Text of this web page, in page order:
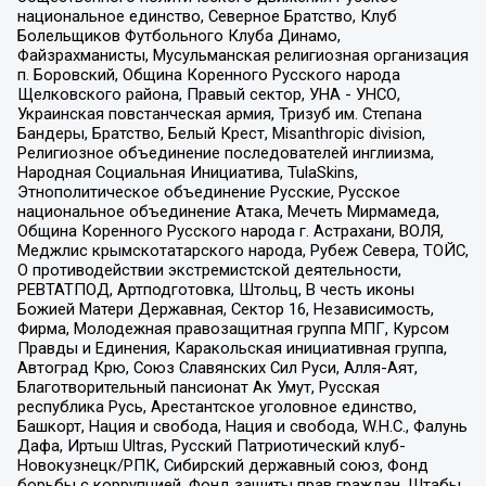
национальное единство, Северное Братство, Клуб
Болельщиков Футбольного Клуба Динамо,
Файзрахманисты, Мусульманская религиозная организация
п. Боровский, Община Коренного Русского народа
Щелковского района, Правый сектор, УНА - УНСО,
Украинская повстанческая армия, Тризуб им. Степана
Бандеры, Братство, Белый Крест, Misanthropic division,
Религиозное объединение последователей инглиизма,
Народная Социальная Инициатива, TulaSkins,
Этнополитическое объединение Русские, Русское
национальное объединение Атака, Мечеть Мирмамеда,
Община Коренного Русского народа г. Астрахани, ВОЛЯ,
Меджлис крымскотатарского народа, Рубеж Севера, ТОЙС,
О противодействии экстремистской деятельности,
РЕВТАТПОД, Артподготовка, Штольц, В честь иконы
Божией Матери Державная, Сектор 16, Независимость,
Фирма, Молодежная правозащитная группа МПГ, Курсом
Правды и Единения, Каракольская инициативная группа,
Автоград Крю, Союз Славянских Сил Руси, Алля-Аят,
Благотворительный пансионат Ак Умут, Русская
республика Русь, Арестантское уголовное единство,
Башкорт, Нация и свобода, Нация и свобода, W.H.С., Фалунь
Дафа, Иртыш Ultras, Русский Патриотический клуб-
Новокузнецк/РПК, Сибирский державный союз, Фонд